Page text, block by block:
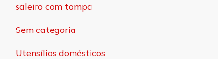
saleiro com tampa
Sem categoria
Utensílios domésticos